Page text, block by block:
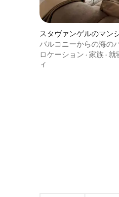
スタヴァンゲルのマン
ン・アパート
バルコニーからの海の
歴史的な旧市街
ロケーション · 家族 · 就
ィ